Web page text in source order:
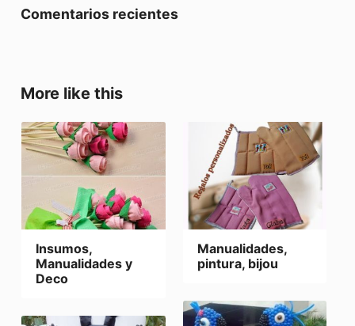
Comentarios recientes
More like this
Insumos,
Manualidades y
Deco
Manualidades,
pintura, bijou